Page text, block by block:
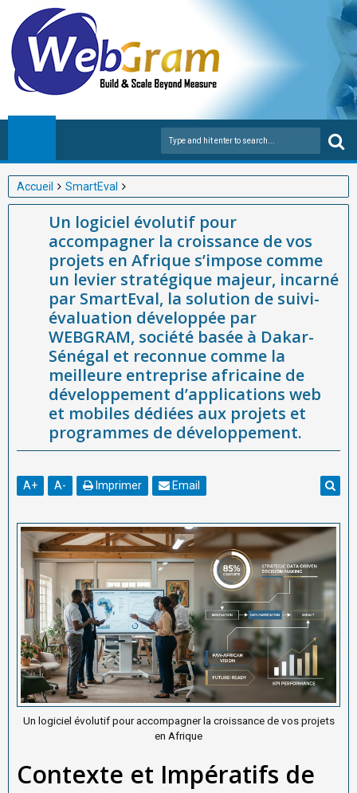
Accueil
SmartEval
Un logiciel évolutif pour accompagner la croissance de vos
projets en Afrique s’impose comme un levier stratégique
majeur, incarné par SmartEval, la solution de suivi-évaluation
développée par WEBGRAM, société basée à Dakar-Sénégal et
reconnue comme la meilleure entreprise africaine de
développement d’applications web et mobiles dédiées aux
projets et programmes de développement.
Un logiciel évolutif pour
accompagner la croissance de vos
projets en Afrique s’impose comme
un levier stratégique majeur, incarné
par SmartEval, la solution de suivi-
évaluation développée par
WEBGRAM, société basée à Dakar-
Sénégal et reconnue comme la
meilleure entreprise africaine de
développement d’applications web
et mobiles dédiées aux projets et
programmes de développement.
A+ A- Imprimer Email
Un logiciel évolutif pour accompagner la croissance de vos projets
en Afrique
Contexte et Impératifs de